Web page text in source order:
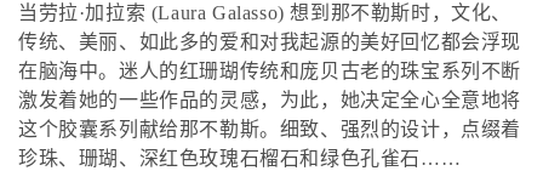
:
当劳拉·加拉索 (Laura Galasso) 想到那不勒斯时，文化、
传统、美丽、如此多的爱和对我起源的美好回忆都会浮现
在脑海中。迷人的红珊瑚传统和庞贝古老的珠宝系列不断
激发着她的一些作品的灵感，为此，她决定全心全意地将
这个胶囊系列献给那不勒斯。细致、强烈的设计，点缀着
珍珠、珊瑚、深红色玫瑰石榴石和绿色孔雀石……